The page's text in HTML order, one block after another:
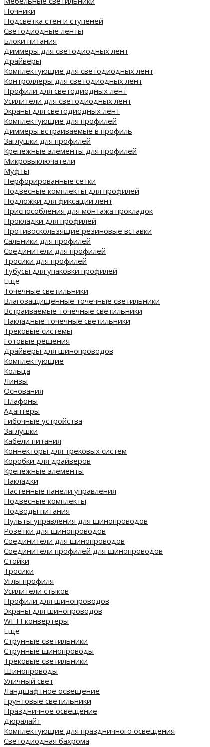
Ночники
Подсветка стен и ступеней
Светодиодные ленты
Блоки питания
Диммеры для светодиодных лент
Драйверы
Комплектующие для светодиодных лент
Контроллеры для светодиодных лент
Профили для светодиодных лент
Усилители для светодиодных лент
Экраны для светодиодных лент
Комплектующие для профилей
Диммеры встраиваемые в профиль
Заглушки для профилей
Крепежные элементы для профилей
Микровыключатели
Муфты
Перфорированные сетки
Подвесные комплекты для профилей
Подложки для фиксации лент
Приспособления для монтажа прокладок
Прокладки для профилей
Противоскользящие резиновые вставки
Сальники для профилей
Соединители для профилей
Тросики для профилей
Тубусы для упаковки профилей
Еще
Точечные светильники
Влагозащищенные точечные светильники
Встраиваемые точечные светильники
Накладные точечные светильники
Трековые системы
Готовые решения
Драйверы для шинопроводов
Комплектующие
Кольца
Линзы
Основания
Плафоны
Адаптеры
Гибочные устройства
Заглушки
Кабели питания
Коннекторы для трековых систем
Коробки для драйверов
Крепежные элементы
Накладки
Настенные панели управления
Подвесные комплекты
Подводы питания
Пульты управления для шинопроводов
Розетки для шинопроводов
Соединители для шинопроводов
Соединители профилей для шинопроводов
Стойки
Тросики
Углы профиля
Усилители стыков
Профили для шинопроводов
Экраны для шинопроводов
WI-FI конвертеры
Еще
Струнные светильники
Струнные шинопроводы
Трековые светильники
Шинопроводы
Уличный свет
Ландшафтное освещение
Грунтовые светильники
Праздничное освещение
Дюралайт
Комплектующие для праздничного освещения
Светодиодная бахрома